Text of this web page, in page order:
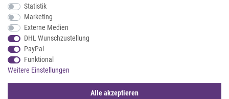
ZAHLUNG & VERSAND
Statistik
Marketing
Externe Medien
DHL Wunschzustellung
PayPal
Funktional
Weitere Einstellungen
Alle akzeptieren